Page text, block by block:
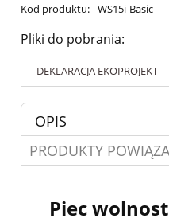
Kod produktu: WS15i-Basic
Pliki do pobrania:
DEKLARACJA EKOPROJEKT
OPIS
PRODUKTY
Piec